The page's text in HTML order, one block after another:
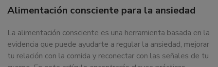
Alimentación consciente para la ansiedad
La alimentación consciente es una herramienta basada en la
evidencia que puede ayudarte a regular la ansiedad, mejorar
tu relación con la comida y reconectar con las señales de tu